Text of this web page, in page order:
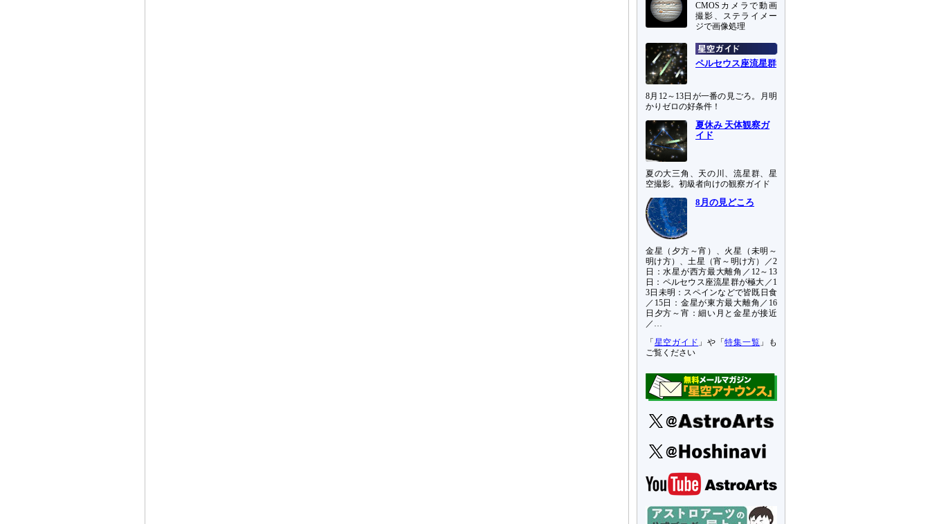
CMOSカメラで動画
撮影、ステライメー
ジで画像処理
ペルセウス座流星群
8月12～13日が一番の見ごろ。月明
かりゼロの好条件！
夏休み 天体観察ガ
イド
夏の大三角、天の川、流星群、星
空撮影。初級者向けの観察ガイド
8月の見どころ
金星（夕方～宵）、火星（未明～
明け方）、土星（宵～明け方）／2
日：水星が西方最大離角／12～13
日：ペルセウス座流星群が極大／1
3日未明：スペインなどで皆既日食
／15日：金星が東方最大離角／16
日夕方～宵：細い月と金星が接近
／…
「 星空ガイド 」や「特集一覧 」も
ご覧ください